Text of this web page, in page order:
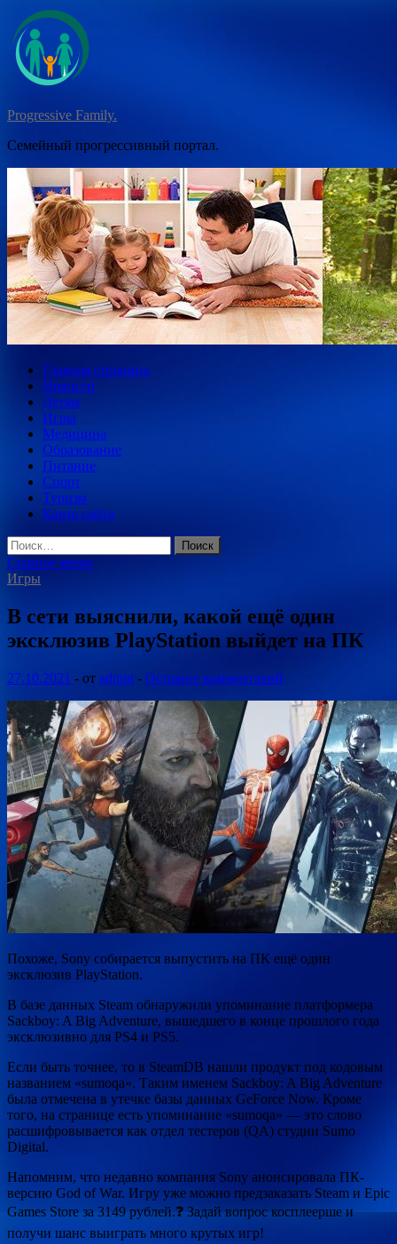
Перейти
содержимому
Progressive Family.
Семейный прогрессивный портал.
Главная страница
Новости
Детям
Игры
Медицина
Образование
Питание
Спорт
Туризм
Карта сайта
Найти:
Главное меню
Игры
В сети выяснили, какой ещё один
эксклюзив PlayStation выйдет на ПК
27.10.2021 - от admin - Оставьте комментарий
Похоже, Sony собирается выпустить на ПК ещё один
эксклюзив PlayStation.
В базе данных Steam обнаружили упоминание платформера
Sackboy: A Big Adventure, вышедшего в конце прошлого года
эксклюзивно для PS4 и PS5.
Если быть точнее, то в SteamDB нашли продукт под кодовым
названием «sumoqa». Таким именем Sackboy: A Big Adventure
была отмечена в утечке базы данных GeForce Now. Кроме
того, на странице есть упоминание «sumoqa» — это слово
расшифровывается как отдел тестеров (QA) студии Sumo
Digital.
Напомним, что недавно компания Sony анонсировала ПК-
версию God of War. Игру уже можно предзаказать Steam и Epic
Games Store за 3149 рублей.❓ Задай вопрос косплеерше и
получи шанс выиграть много крутых игр!